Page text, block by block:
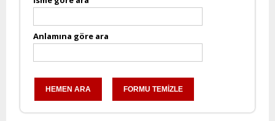
Anlamına göre ara